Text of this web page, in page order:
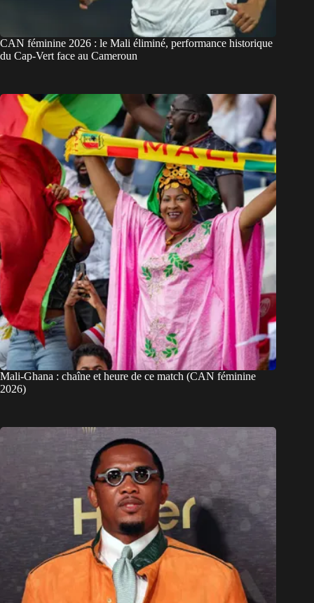
CAN féminine 2026 : le Mali éliminé, performance historique
du Cap-Vert face au Cameroun
Mali-Ghana : chaîne et heure de ce match (CAN féminine
2026)